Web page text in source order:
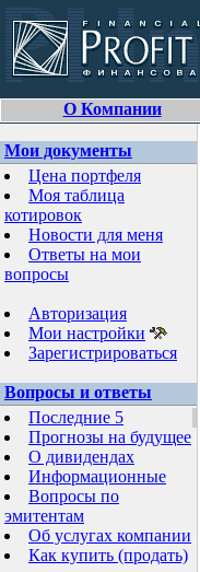
О Компании
Мои документы
Цена портфеля
Моя таблица
котировок
Новости для меня
Ответы на мои
вопросы
Авторизация
Мои настройки
Зарегистрироваться
Вопросы и ответы
Последние 5
Прогнозы на будущее
О дивидендах
Информационные
Вопросы по
эмитентам
Об услугах компании
Как купить (продать)